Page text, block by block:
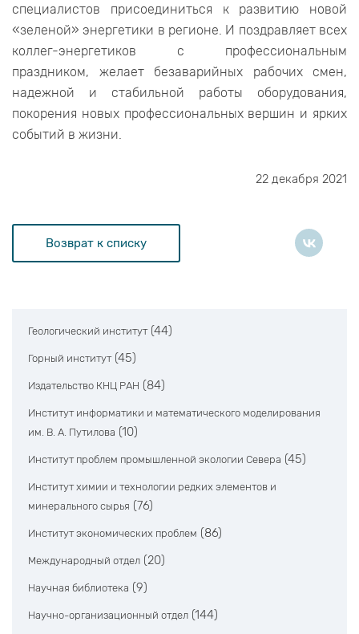
специалистов присоединиться к развитию новой
«зеленой» энергетики в регионе. И поздравляет всех
коллег-энергетиков с профессиональным
праздником, желает безаварийных рабочих смен,
надежной и стабильной работы оборудования,
покорения новых профессиональных вершин и ярких
событий в жизни.
22 декабря 2021
Возврат к списку
Геологический институт (44)
Горный институт (45)
Издательство КНЦ РАН (84)
Институт информатики и математического моделирования
им. В. А. Путилова (10)
Институт проблем промышленной экологии Севера (45)
Институт химии и технологии редких элементов и
минерального сырья (76)
Институт экономических проблем (86)
Международный отдел (20)
Научная библиотека (9)
Научно-организационный отдел (144)